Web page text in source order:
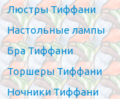
Люстры Тиффани
Настольные лампы
Бра Тиффани
Торшеры Тиффани
Ночники Тиффани